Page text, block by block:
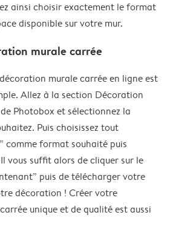
ainsi choisir exactement le format
disponible sur votre mur.
murale carrée
murale carrée en ligne est
Allez à la section Décoration
Photobox et sélectionnez la
Puis choisissez tout
comme format souhaité puis
vous suffit alors de cliquer sur le
puis de télécharger votre
décoration ! Créer votre
unique et de qualité est aussi